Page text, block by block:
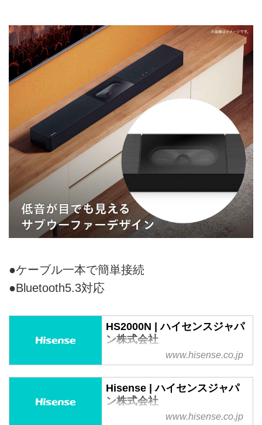
●ケーブル一本で簡単接続
●Bluetooth5.3対応
HS2000N | ハイセンスジャパ
ン株式会社
気軽に置きたい。でも、音には妥
ターサウンドシステムHS2000N
の商品ページです。
www.hisense.co.jp
Hisense | ハイセンスジャパ
ン株式会社
ハイセンスジャパン株式会社の公
www.hisense.co.jp